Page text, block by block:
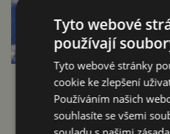
Tyto webové
používají
Tyto webové stránky
cookie ke zlepšení
Používáním našich
souhlasíte se všemi